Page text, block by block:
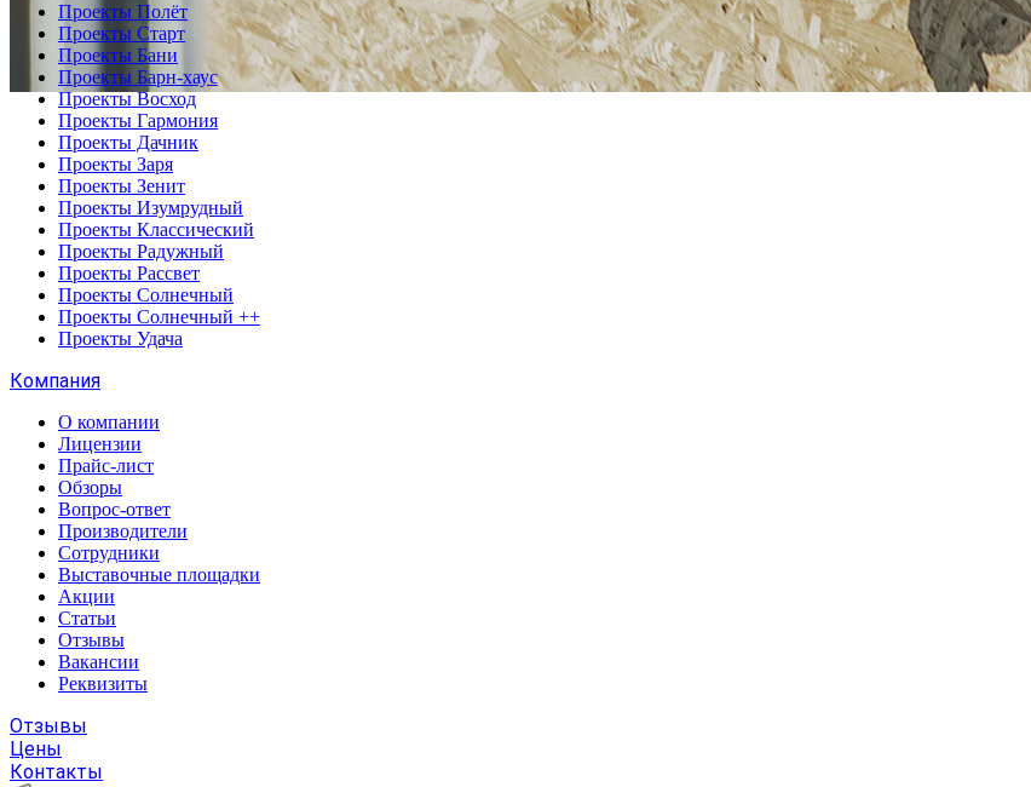
Проекты Полёт
Проекты Старт
Проекты Бани
Проекты Барн-хаус
Проекты Восход
Проекты Гармония
Проекты Дачник
Проекты Заря
Проекты Зенит
Проекты Изумрудный
Проекты Классический
Проекты Радужный
Проекты Рассвет
Проекты Солнечный
Проекты Солнечный ++
Проекты Удача
Компания
О компании
Лицензии
Прайс-лист
Обзоры
Вопрос-ответ
Производители
Сотрудники
Выставочные площадки
Акции
Статьи
Отзывы
Вакансии
Реквизиты
Отзывы
Цены
Контакты